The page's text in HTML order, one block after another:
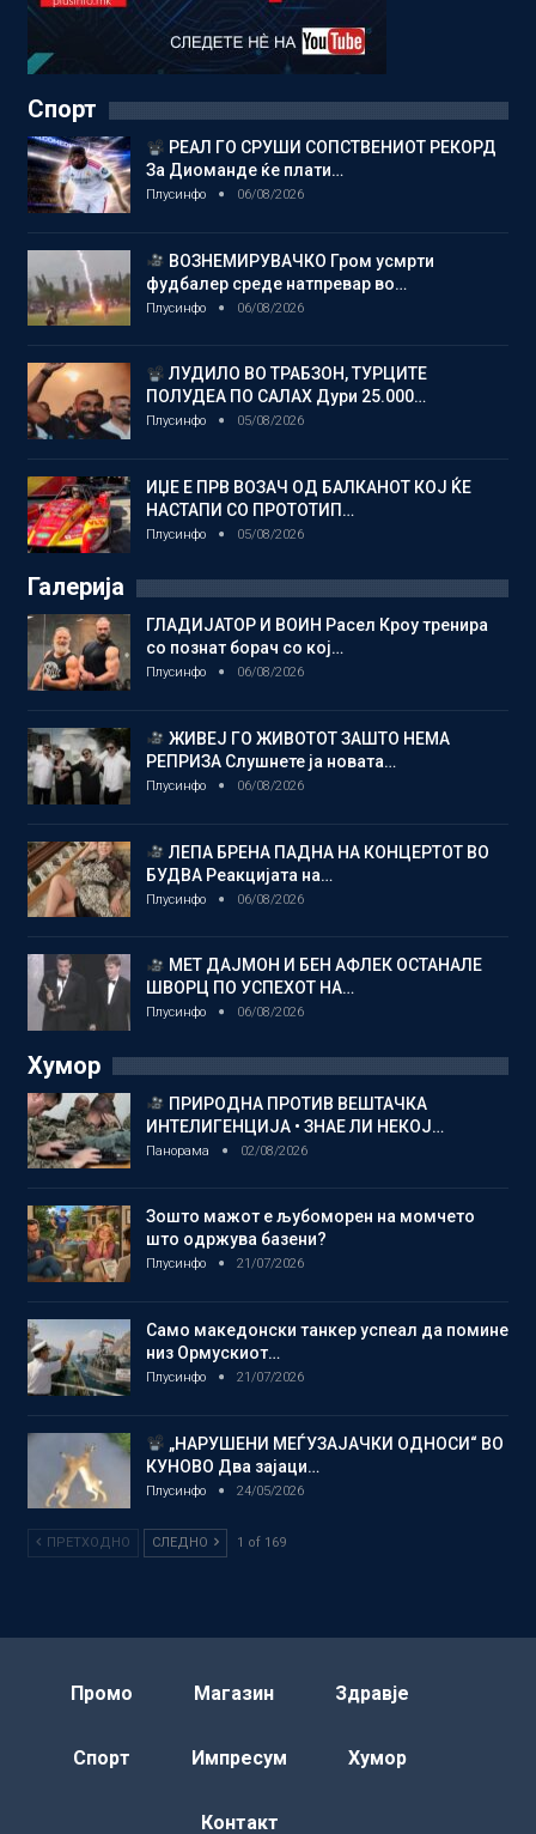
Спорт
РЕАЛ ГО СРУШИ СОПСТВЕНИОТ РЕКОРД
За Диоманде ќе плати…
Плусинфо 06/08/2026
ВОЗНЕМИРУВАЧКО Гром усмрти
фудбалер среде натпревар во…
Плусинфо 06/08/2026
ЛУДИЛО ВО ТРАБЗОН, ТУРЦИТЕ
ПОЛУДЕА ПО САЛАХ Дури 25.000…
Плусинфо 05/08/2026
ИЏЕ Е ПРВ ВОЗАЧ ОД БАЛКАНОТ КОЈ ЌЕ
НАСТАПИ СО ПРОТОТИП…
Плусинфо 05/08/2026
Галерија
ГЛАДИЈАТОР И ВОИН Расел Кроу тренира
со познат борач со кој…
Плусинфо 06/08/2026
ЖИВЕЈ ГО ЖИВОТОТ ЗАШТО НЕМА
РЕПРИЗА Слушнете ја новата…
Плусинфо 06/08/2026
ЛЕПА БРЕНА ПАДНА НА КОНЦЕРТОТ ВО
БУДВА Реакцијата на…
Плусинфо 06/08/2026
МЕТ ДАЈМОН И БЕН АФЛЕК ОСТАНАЛЕ
ШВОРЦ ПО УСПЕХОТ НА…
Плусинфо 06/08/2026
Хумор
ПРИРОДНА ПРОТИВ ВЕШТАЧКА
ИНТЕЛИГЕНЦИЈА • ЗНАЕ ЛИ НЕКОЈ…
Панорама 02/08/2026
Зошто мажот е љубоморен на момчето
што одржува базени?
Плусинфо 21/07/2026
Само македонски танкер успеал да помине
низ Ормускиот…
Плусинфо 21/07/2026
„НАРУШЕНИ МЕЃУЗАЈАЧКИ ОДНОСИ“ ВО
КУНОВО Два зајаци…
Плусинфо 24/05/2026
ПРЕТХОДНО СЛЕДНО 1 of 169
Промо Магазин Здравје
Спорт Импресум Хумор
Контакт